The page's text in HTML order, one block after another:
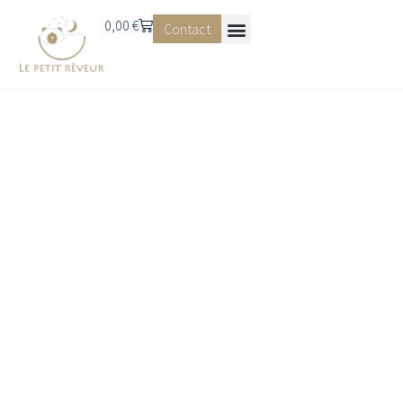
0,00 € Contact